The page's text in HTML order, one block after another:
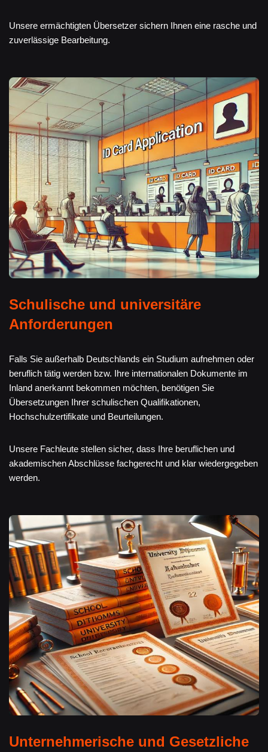
Unsere ermächtigten Übersetzer sichern Ihnen eine rasche und
zuverlässige Bearbeitung.
Schulische und universitäre
Anforderungen
Falls Sie außerhalb Deutschlands ein Studium aufnehmen oder
beruflich tätig werden bzw. Ihre internationalen Dokumente im
Inland anerkannt bekommen möchten, benötigen Sie
Übersetzungen Ihrer schulischen Qualifikationen,
Hochschulzertifikate und Beurteilungen.
Unsere Fachleute stellen sicher, dass Ihre beruflichen und
akademischen Abschlüsse fachgerecht und klar wiedergegeben
werden.
Unternehmerische und Gesetzliche